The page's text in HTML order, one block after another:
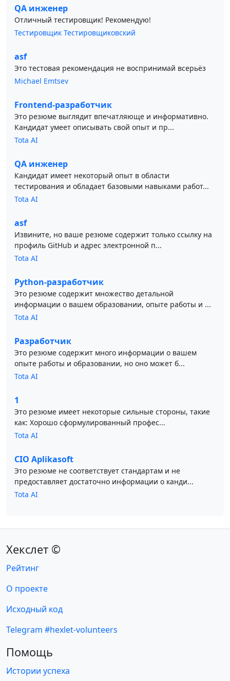
QA инженер
Отличный тестировщик! Рекомендую!
Тестировщик Тестировщиковский
asf
Это тестовая рекомендация не воспринимай всерьёз
Michael Emtsev
Frontend-разработчик
Это резюме выглядит впечатляюще и информативно.
Кандидат умеет описывать свой опыт и пр...
Tota AI
QA инженер
Кандидат имеет некоторый опыт в области
тестирования и обладает базовыми навыками работ...
Tota AI
asf
Извините, но ваше резюме содержит только ссылку на
профиль GitHub и адрес электронной п...
Tota AI
Python-разработчик
Это резюме содержит множество детальной
информации о вашем образовании, опыте работы и ...
Tota AI
Разработчик
Это резюме содержит много информации о вашем
опыте работы и образовании, но оно может б...
Tota AI
1
Это резюме имеет некоторые сильные стороны, такие
как: Хорошо сформулированный профес...
Tota AI
CIO Aplikasoft
Это резюме не соответствует стандартам и не
предоставляет достаточно информации о канди...
Tota AI
Хекслет ©
Рейтинг
О проекте
Исходный код
Telegram #hexlet-volunteers
Помощь
Истории успеха